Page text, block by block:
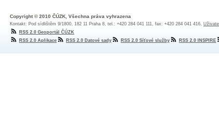
Copyright © 2010 ČÚZK, Všechna práva vyhrazena
Kontakt: Pod sídlištěm 9/1800, 182 11 Praha 8, tel.: +420 284 041 111, fax: +420 284 041 416,
RSS 2.0 Geoportál ČÚZK
RSS 2.0 Aplikace
RSS 2.0 Datové sady RSS 2.0 Síťové služby RSS 2.0 INSPIRE